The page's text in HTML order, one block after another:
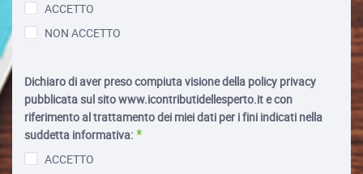
ACCETTO
NON ACCETTO
Dichiaro di aver preso compiuta visione della policy privacy
pubblicata sul sito www.icontributidellesperto.it e con
riferimento al trattamento dei miei dati per i fini indicati nella
suddetta informativa:
ACCETTO